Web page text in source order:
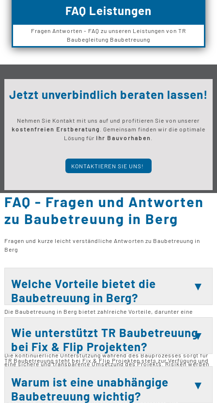
FAQ Leistungen
Fragen Antworten - FAQ zu unseren Leistungen von TR
Baubegleitung Baubetreuung
Jetzt unverbindlich beraten lassen!
Nehmen Sie Kontakt mit uns auf und profitieren Sie von unserer
kostenfreien Erstberatung
. Gemeinsam finden wir die optimale
Lösung für Ihr Bauvorhaben
KONTAKTIEREN SIE UNS!
FAQ - Fragen und Antworten
zu Baubetreuung in Berg
Fragen und kurze leicht verständliche Antworten zu Baubetreuung in
Berg
Welche Vorteile bietet die
Baubetreuung in Berg?
Die Baubetreuung in Berg bietet zahlreiche Vorteile, darunter eine
Überwachung aller Arbeiten wird sichergestellt, dass Fremdfirmen ihre
Zeitpläne und Kosten einhalten. Zudem können bei Bedarf weitere
Firmen organisiert werden, um das Bauvorhaben im Budget zu halten.
Die kontinuierliche Unterstützung während des Bauprozesses sorgt für
eine sichere und transparente Umsetzung des Projekts. Risiken werden
Bauvorhabens erhöht.
Wie unterstützt TR Baubetreuung
bei Fix & Flip Projekten?
TR Baubetreuung steht bei Fix & Flip Projekten stets zur Verfügung und
Organisation und Überwachung der notwendigen Reparaturen, um
sicherzustellen, dass alle Arbeiten den Qualitätsstandards entsprechen.
Durch die enge Zusammenarbeit mit Architekten und anderen
Warum ist eine unabhängige
Baubetreuung wichtig?